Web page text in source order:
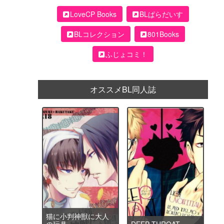
LoveCP Books
BLぱらだいす
BLコレクション
801Books
ふじょコミ！
オススメBL同人誌
猫に小判神獣に大人